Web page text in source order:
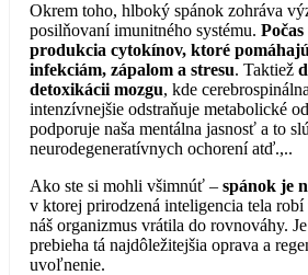
Okrem toho, hlboký spánok zohráva
posilňovaní imunitného systému.
produkcia cytokínov, ktoré
infekciám, zápalom a stresu. Taktiež
detoxikácii mozgu, kde
intenzívnejšie odstraňuje metabolické
podporuje naša mentálna jasnosť a to
neurodegeneratívnych ochorení atď.,..
Ako ste si mohli všimnúť –spánok je
v ktorej prirodzená inteligencia tela
náš organizmus vrátila do rovnováhy.
prebieha tá najdôležitejšia oprava a
uvoľnenie.